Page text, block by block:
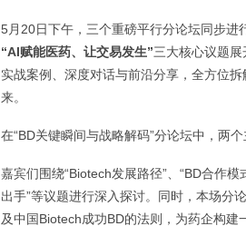
5月20日下午，三个重磅平行分论坛同步进
“AI赋能医药、 让交易发生”三大核心议题
实战案例、深度对话与前沿分享，全方位
来。
在“BD关键瞬间与战略解码”分论坛中，两
嘉宾们围绕“Biotech发展路径”、“BD合作
出手”等议题进行深入探讨。同时，本场分
及中国Biotech成功BD的法则，为药企构建